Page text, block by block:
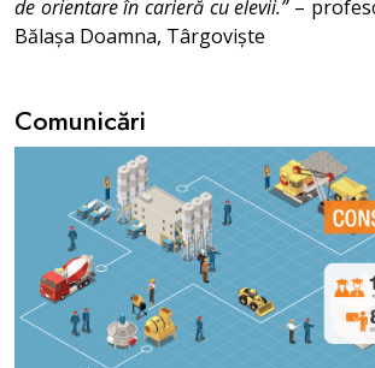
de orientare în carieră cu elevii.”–
Bălașa Doamna, Târgoviște
Comunicări